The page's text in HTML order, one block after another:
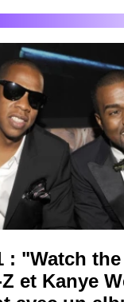
: "Watch
et Kanye